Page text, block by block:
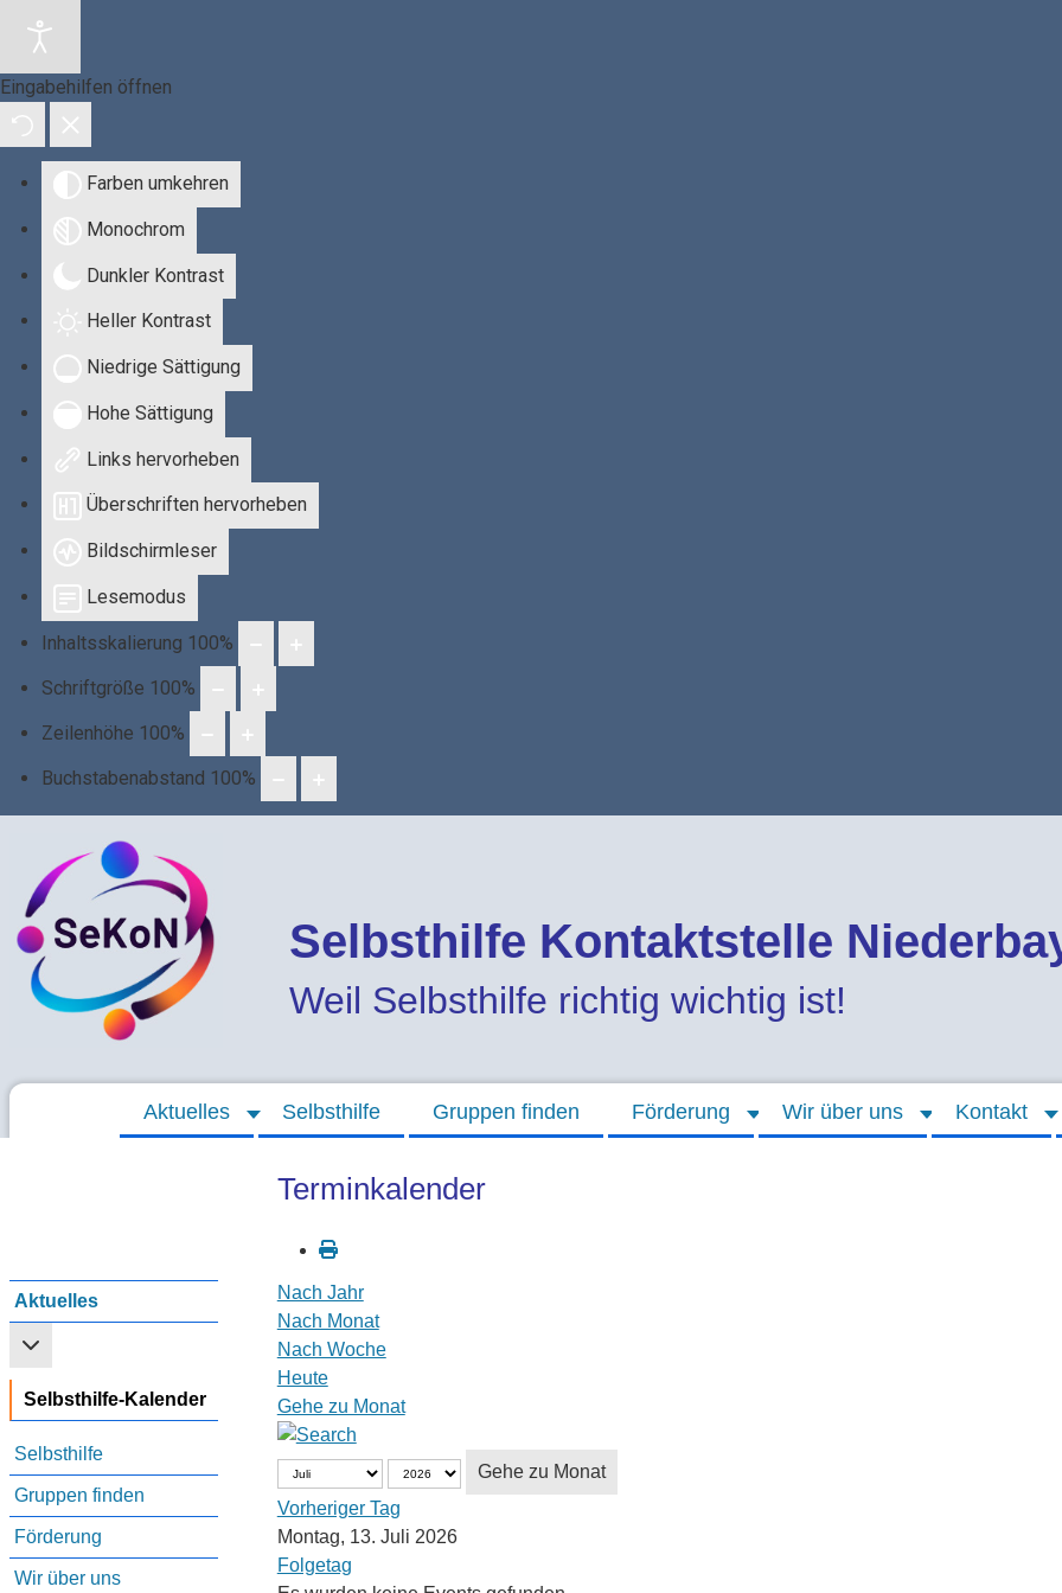
Eingabehilfen öffnen
Farben umkehren
Monochrom
Dunkler Kontrast
Heller Kontrast
Niedrige Sättigung
Hohe Sättigung
Links hervorheben
Überschriften hervorheben
Bildschirmleser
Lesemodus
Inhaltsskalierung 100%
Schriftgröße 100%
Zeilenhöhe 100%
Buchstabenabstand 100%
Selbsthilfe Kontaktstelle
Weil Selbsthilfe richtig wichtig ist!
Aktuelles Selbsthilfe Gruppen finden Förderung Wir über uns Kontakt
Aktuelles
Weitere Informationen: Aktuelles
Selbsthilfe-Kalender
Selbsthilfe
Gruppen finden
Förderung
Wir über uns
Terminkalender
Nach Jahr
Nach Monat
Nach Woche
Heute
Gehe zu Monat
Gehe zu Monat
Vorheriger Tag
Montag, 13. Juli 2026
Folgetag